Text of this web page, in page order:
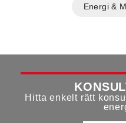
Energi &
Hitta enkelt rätt